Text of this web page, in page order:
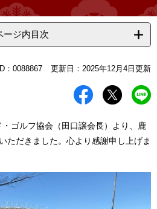
ージ内目次
：0088867 更新日：2025年12月4日更新
ゴルフ協会（田口譲会長）より、鹿
ただきました。心より感謝申し上げま